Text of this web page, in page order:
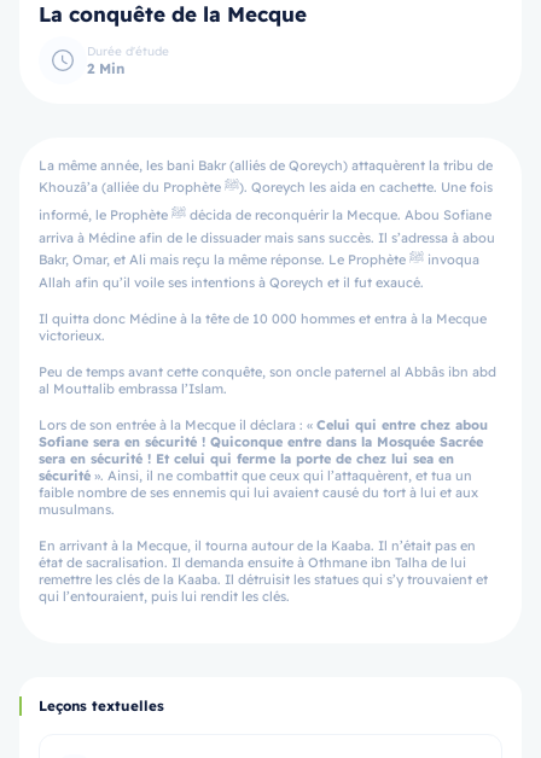
La conquête de la Mecque
Durée d'étude
2 Min
La même année, les bani Bakr (alliés de Qoreych) attaquèrent la tribu de
Khouzâ’a (alliée du Prophète ﷺ). Qoreych les aida en cachette. Une fois
informé, le Prophète ﷺ décida de reconquérir la Mecque. Abou Sofiane
arriva à Médine afin de le dissuader mais sans succès. Il s’adressa à abou
Bakr, Omar, et Ali mais reçu la même réponse. Le Prophète ﷺ invoqua
Allah afin qu’il voile ses intentions à Qoreych et il fut exaucé.
Il quitta donc Médine à la tête de 10 000 hommes et entra à la Mecque
victorieux.
Peu de temps avant cette conquête, son oncle paternel al Abbâs ibn abd
al Mouttalib embrassa l’Islam.
Lors de son entrée à la Mecque il déclara : « Celui qui entre chez abou
Sofiane sera en sécurité ! Quiconque entre dans la Mosquée Sacrée
sera en sécurité ! Et celui qui ferme la porte de chez lui sea en
sécurité ». Ainsi, il ne combattit que ceux qui l’attaquèrent, et tua un
faible nombre de ses ennemis qui lui avaient causé du tort à lui et aux
musulmans.
En arrivant à la Mecque, il tourna autour de la Kaaba. Il n’était pas en
état de sacralisation. Il demanda ensuite à Othmane ibn Talha de lui
remettre les clés de la Kaaba. Il détruisit les statues qui s’y trouvaient et
qui l’entouraient, puis lui rendit les clés.
Leçons textuelles